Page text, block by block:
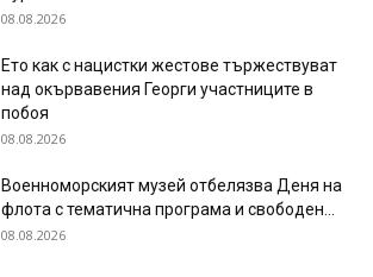
08.08.2026
Ето как с нацистки жестове тържествуват
над окървавения Георги участниците в
побоя
08.08.2026
Военноморският музей отбелязва Деня на
флота с тематична програма и свободен...
08.08.2026